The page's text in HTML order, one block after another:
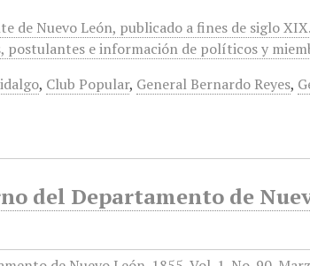
de Nuevo León, publicado a fines de siglo
postulantes e información de políticos y
, Club Popular, General Bernardo Reyes,
del Departamento de